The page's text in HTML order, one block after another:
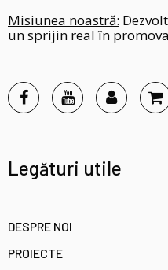
Misiunea noastră:
un sprijin real în
Legături utile
DESPRE NOI
PROIECTE